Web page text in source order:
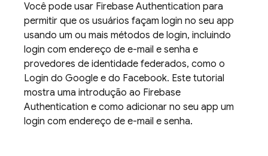
Você pode usar Firebase Authentication para
permitir que os usuários façam login no seu app
usando um ou mais métodos de login, incluindo
login com endereço de e-mail e senha e
provedores de identidade federados, como o
Login do Google e do Facebook. Este tutorial
mostra uma introdução ao Firebase
Authentication e como adicionar no seu app um
login com endereço de e-mail e senha.